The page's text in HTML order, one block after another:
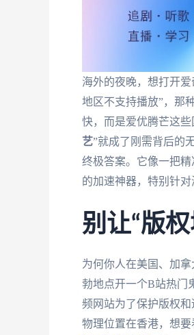
海外的夜晚，想打开
地区不支持播放”，那
快，而是爱优腾芒这
艺”就成了刚需背后的
终极答案。它像一把
的加速神器，特别针对
别让“版
为何你人在美国、加
勃地点开一个B站热门
频网站为了保护版权
物理位置在香港，想要